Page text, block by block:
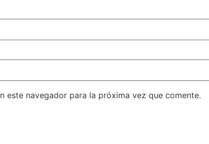
este navegador para la próxima vez que comente.